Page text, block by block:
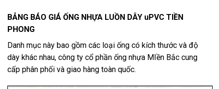
BẢNG BÁO GIÁ ỐNG NHỰA LUỒN DÂY uPVC TIỀN
PHONG
Danh mục này bao gồm các loại ống có kích thước và độ
dày khác nhau, công ty cổ phần ống nhựa MIền Bắc cung
cấp phân phối và giao hàng toàn quốc.